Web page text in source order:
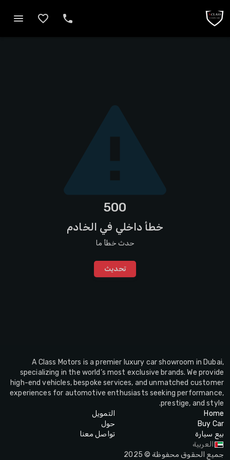
500
خطأ داخلي في الخادم
حدث خطأ ما
تحديث
A Class Motors is a premier luxury car showroom in Dubai,
specializing in the world’s most exclusive brands. We provide
high-end vehicles, bespoke services, and unmatched customer
experiences for automotive enthusiasts seeking performance,
prestige, and style.
Home
Buy Car
بيع سيارة
التمويل
حول
تواصل معنا
العربية
جميع الحقوق محفوظة © 2025